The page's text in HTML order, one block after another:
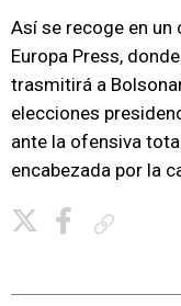
Así se recoge en
Europa Press,
trasmitirá a
elecciones
ante la ofensiva
encabezada por la